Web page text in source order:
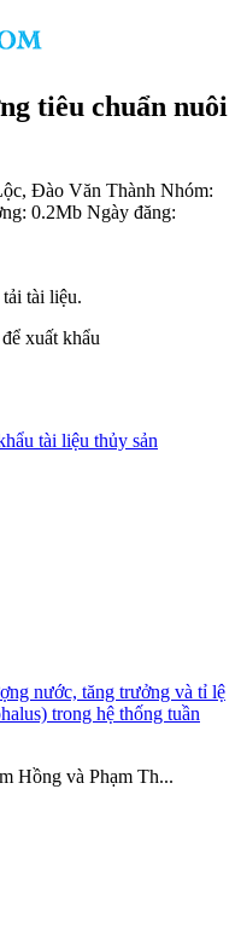
tiêu chuẩn nuôi
Đào Văn Thành Nhóm:
0.2Mb Ngày đăng:
tài liệu.
xuất khẩu
tài liệu thủy sản
nước, tăng trưởng và tỉ lệ
trong hệ thống tuần
Hồng và Phạm Th...